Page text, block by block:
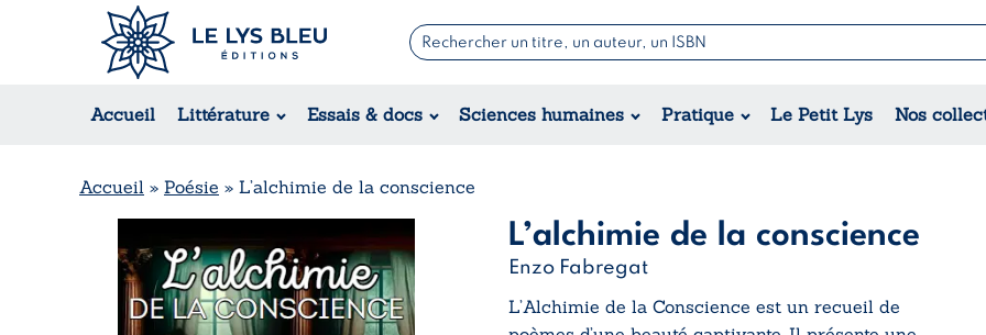
Accueil Littérature Essais & docs Sciences humaines Pratique Le Petit Lys Nos
Romans
Suspense / Thriller / Policier
Romance
Jeunesse
Théâtre
Accueil » Poésie » L’alchimie de la conscience
L’alchimie de la conscience
Enzo Fabregat
L’Alchimie de la Conscience est un recueil de